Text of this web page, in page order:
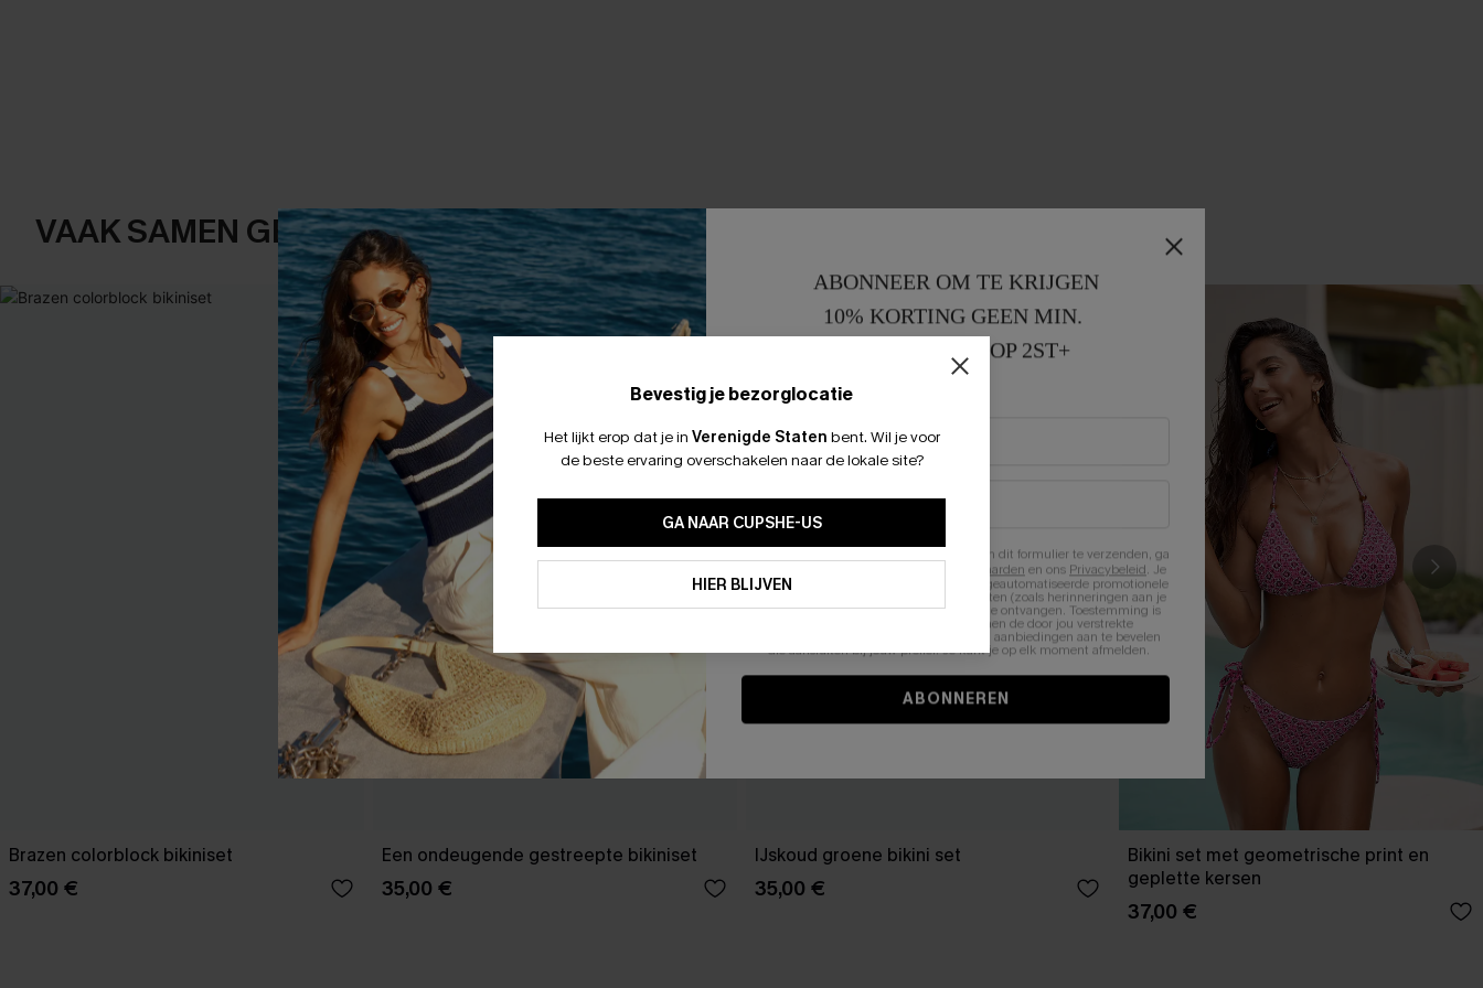
VAAK SAMEN GEKOCHT
Brazen colorblock bikiniset
37,00 €
Een ondeugende gestreepte bikiniset
35,00 €
IJskoud groene bikini set
35,00 €
Bikini set met geometrische print en
geplette kersen
37,00 €
Bevestig je bezorglocatie
Het lijkt erop dat je in Verenigde Staten bent. Wil je voor
de beste ervaring overschakelen naar de lokale site?
GA NAAR CUPSHE-US
HIER BLIJVEN
ABONNEER OM TE KRIJGEN
10% KORTING GEEN MIN.
15% KORTING OP 2ST+
Door je contactgegevens in te vullen en dit formulier te verzenden, ga
Algemene Voorwaarden en ons Privacybeleid. Je
stemt er tevens mee in om herhaalde geautomatiseerde promotionele
en gepersonaliseerde marketingberichten (zoals herinneringen aan je
winkelwagen) en e-mails van Cupshe te ontvangen. Toestemming is
niet vereist voor een aankoop. We kunnen de door jou verstrekte
informatie gebruiken om producten en aanbiedingen aan te bevelen
die aansluiten bij jouw profiel. Je kunt je op elk moment afmelden.
ABONNEREN